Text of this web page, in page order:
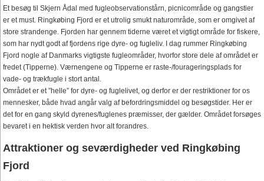
Et besøg til Skjern Ådal med fugleobservationstårn, picnicområde og gangstier
er et must. Ringkøbing Fjord er et utrolig smukt naturområde, som er omgivet af
store strandenge. Fjorden har gennem tiderne været et vigtigt område for fiskere,
som har nydt godt af fjordens rige dyre- og fugleliv. I dag rummer Ringkøbing
Fjord nogle af Danmarks vigtigste fugleområder, hvorfor store dele af området er
fredet (Tipperne). Værnengene og Tipperne er raste-/fourageringsplads for
vade- og trækfugle i stort antal.
Området er et ”helle” for dyre- og fuglelivet, og derfor er der restriktioner for os
mennesker, både hvad angår valg af befordringsmiddel og besøgstider. Her er
det for en gang skyld dyrenes/fuglenes præmisser, der gælder. Området forsøges
bevaret i en hektisk verden hvor alt forandres.
Attraktioner og seværdigheder ved Ringkøbing
Fjord